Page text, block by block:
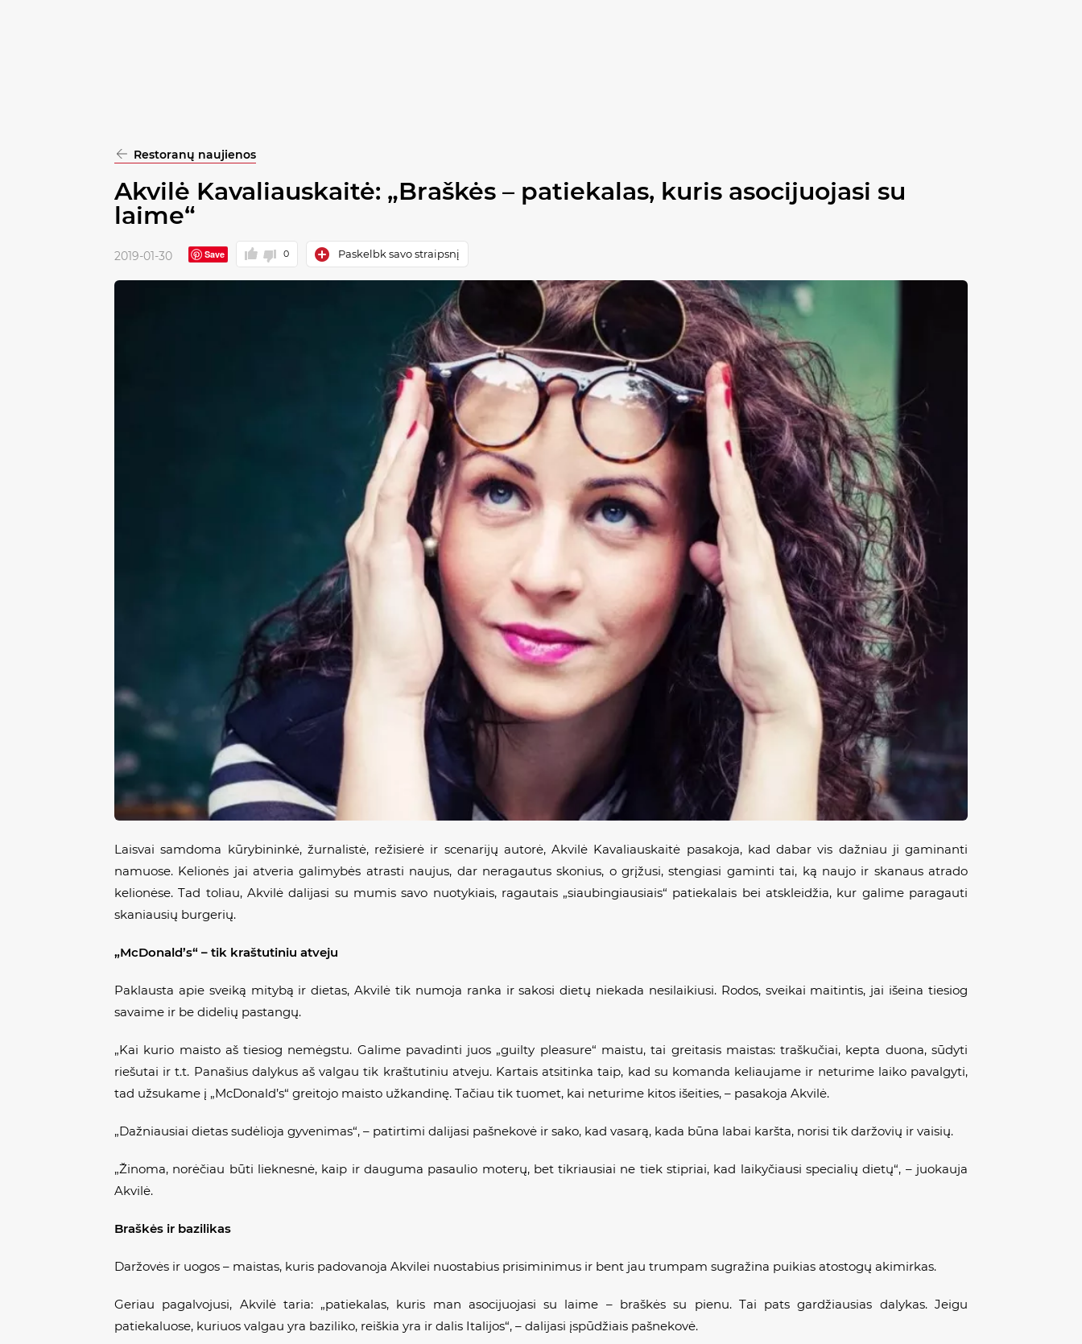
Restoranų naujienos
Akvilė Kavaliauskaitė: „Braškės – patiekalas, kuris asocijuojasi su
laime“
2019-01-30 Save 0 Paskelbk savo straipsnį
Laisvai samdoma kūrybininkė, žurnalistė, režisierė ir scenarijų autorė, Akvilė Kavaliauskaitė pasakoja, kad dabar vis dažniau ji gaminanti
namuose. Kelionės jai atveria galimybės atrasti naujus, dar neragautus skonius, o grįžusi, stengiasi gaminti tai, ką naujo ir skanaus atrado
kelionėse. Tad toliau, Akvilė dalijasi su mumis savo nuotykiais, ragautais „siaubingiausiais“ patiekalais bei atskleidžia, kur galime paragauti
skaniausių burgerių.
„McDonald’s“ – tik kraštutiniu atveju
Paklausta apie sveiką mitybą ir dietas, Akvilė tik numoja ranka ir sakosi dietų niekada nesilaikiusi. Rodos, sveikai maitintis, jai išeina tiesiog
savaime ir be didelių pastangų.
„Kai kurio maisto aš tiesiog nemėgstu. Galime pavadinti juos „guilty pleasure“ maistu, tai greitasis maistas: traškučiai, kepta duona, sūdyti
riešutai ir t.t. Panašius dalykus aš valgau tik kraštutiniu atveju. Kartais atsitinka taip, kad su komanda keliaujame ir neturime laiko pavalgyti,
tad užsukame į „McDonald’s“ greitojo maisto užkandinę. Tačiau tik tuomet, kai neturime kitos išeities, – pasakoja Akvilė.
„Dažniausiai dietas sudėlioja gyvenimas“, – patirtimi dalijasi pašnekovė ir sako, kad vasarą, kada būna labai karšta, norisi tik daržovių ir vaisių.
„Žinoma, norėčiau būti lieknesnė, kaip ir dauguma pasaulio moterų, bet tikriausiai ne tiek stipriai, kad laikyčiausi specialių dietų“, – juokauja
Akvilė.
Braškės ir bazilikas
Daržovės ir uogos – maistas, kuris padovanoja Akvilei nuostabius prisiminimus ir bent jau trumpam sugražina puikias atostogų akimirkas.
Geriau pagalvojusi, Akvilė taria: „patiekalas, kuris man asocijuojasi su laime – braškės su pienu. Tai pats gardžiausias dalykas. Jeigu
patiekaluose, kuriuos valgau yra baziliko, reiškia yra ir dalis Italijos“, – dalijasi įspūdžiais pašnekovė.